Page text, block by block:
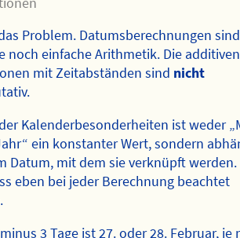
Problem. Datumsberechnungen
noch einfache Arithmetik. Die additiven
mit Zeitabständen sind nicht
Kalenderbesonderheiten ist weder
ein konstanter Wert, sondern
Datum, mit dem sie verknüpft werden.
eben bei jeder Berechnung beachtet
3 Tage ist 27. oder 28. Februar, je